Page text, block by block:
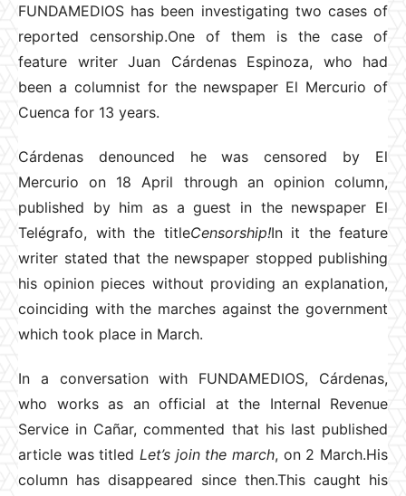
FUNDAMEDIOS has been investigating two cases of
reported censorship.One of them is the case of
feature writer Juan Cárdenas Espinoza, who had
been a columnist for the newspaper El Mercurio of
Cuenca for 13 years.
Cárdenas denounced he was censored by El
Mercurio on 18 April through an opinion column,
published by him as a guest in the newspaper El
Telégrafo, with the titleCensorship!In it the feature
writer stated that the newspaper stopped publishing
his opinion pieces without providing an explanation,
coinciding with the marches against the government
which took place in March.
In a conversation with FUNDAMEDIOS, Cárdenas,
who works as an official at the Internal Revenue
Service in Cañar, commented that his last published
article was titled Let’s join the march, on 2 March.His
column has disappeared since then.This caught his